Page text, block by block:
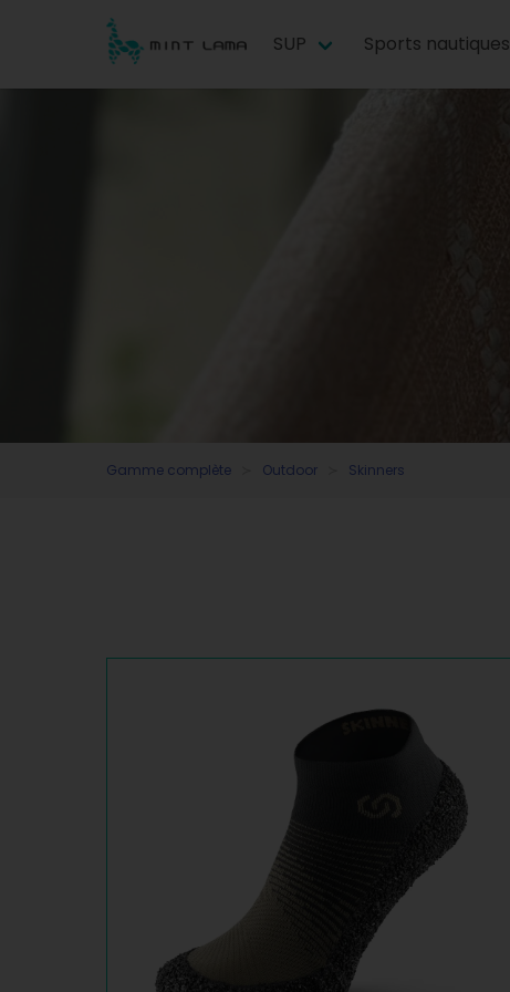
SUP Sports nautiques
Gamme complète Outdoor Skinners